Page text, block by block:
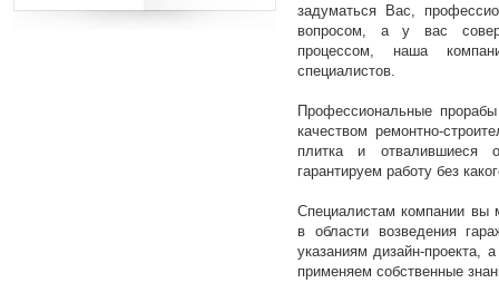
задуматься Вас,
вопросом, а у вас
процессом, наша
специалистов.
Профессиональные
качеством ремонтно-
плитка и
гарантируем работу без
Специалистам компании вы
в области возведения
указаниям дизайн-проекта,
применяем собственные